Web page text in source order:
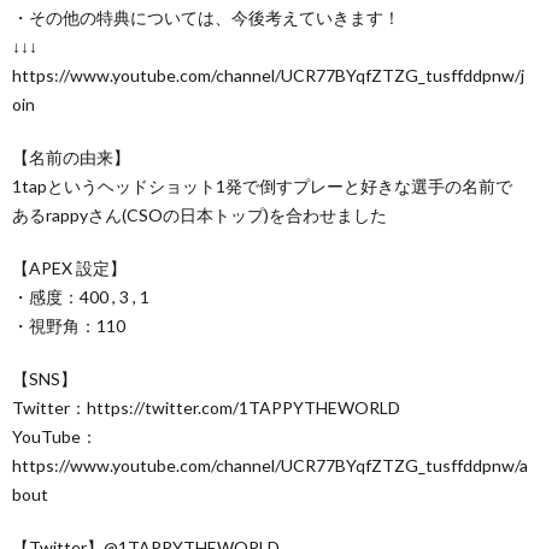
・その他の特典については、今後考えていきます！
↓↓↓
https://www.youtube.com/channel/UCR77BYqfZTZG_tusffddpnw/j
oin
【名前の由来】
1tapというヘッドショット1発で倒すプレーと好きな選手の名前で
あるrappyさん(CSOの日本トップ)を合わせました
【APEX 設定】
・感度：400 , 3 , 1
・視野角：110
【SNS】
Twitter：https://twitter.com/1TAPPYTHEWORLD
YouTube：
https://www.youtube.com/channel/UCR77BYqfZTZG_tusffddpnw/a
bout